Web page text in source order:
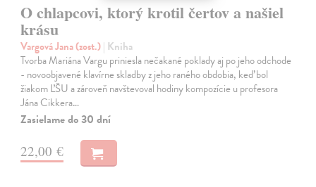
O chlapcovi, ktorý krotil čertov a našiel
krásu
Vargová Jana (zost.)| Kniha
Tvorba Mariána Vargu priniesla nečakané poklady aj po jeho odchode
- novoobjavené klavírne skladby z jeho raného obdobia, keď bol
žiakom ĽŠU a zároveň navštevoval hodiny kompozície u profesora
Jána Cikkera…
Zasielame do 30 dní
22,00 €